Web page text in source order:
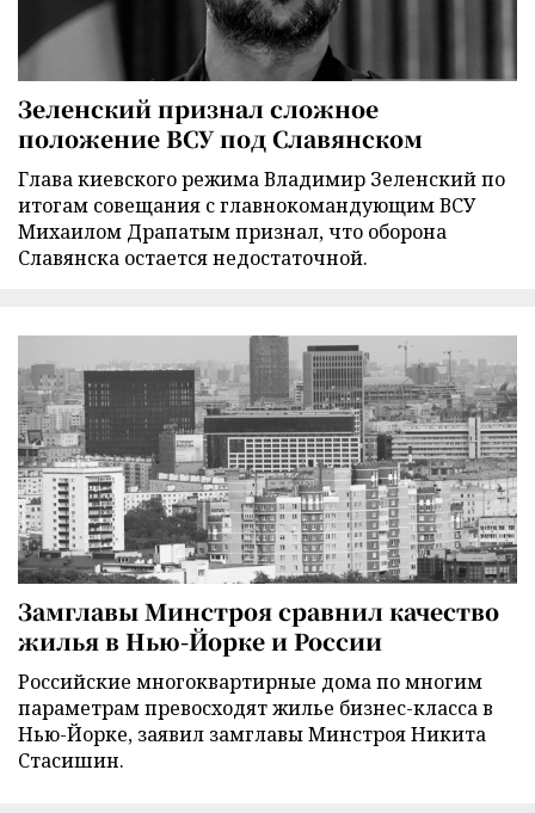
Зеленский признал сложное
положение ВСУ под Славянском
Глава киевского режима Владимир Зеленский по
итогам совещания с главнокомандующим ВСУ
Михаилом Драпатым признал, что оборона
Славянска остается недостаточной.
Замглавы Минстроя сравнил качество
жилья в Нью-Йорке и России
Российские многоквартирные дома по многим
параметрам превосходят жилье бизнес-класса в
Нью-Йорке, заявил замглавы Минстроя Никита
Стасишин.